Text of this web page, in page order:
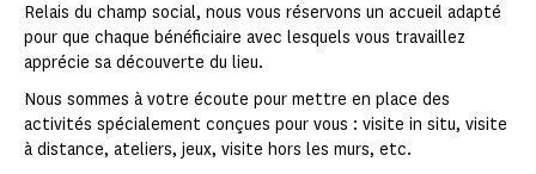
Relais du champ social, nous vous réservons un accueil adapté
pour que chaque bénéficiaire avec lesquels vous travaillez
apprécie sa découverte du lieu.
Nous sommes à votre écoute pour mettre en place des
activités spécialement conçues pour vous : visite in situ, visite
à distance, ateliers, jeux, visite hors les murs, etc.